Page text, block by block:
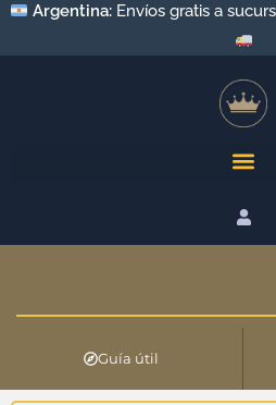
Argentina: Envíos gratis a
Guía útil